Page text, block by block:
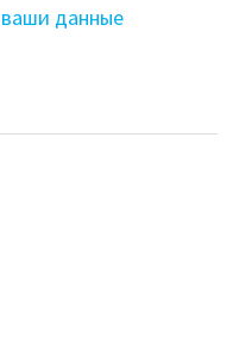
данные